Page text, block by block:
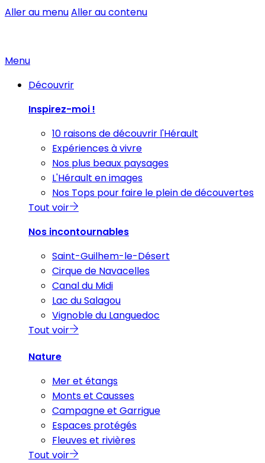
Aller au menuAller au contenu
Menu
Découvrir
Inspirez-moi !
10 raisons de découvrir l'Hérault
Expériences à vivre
Nos plus beaux paysages
L'Hérault en images
Nos Tops pour faire le plein de découvertes
Tout voir
Nos incontournables
Saint-Guilhem-le-Désert
Cirque de Navacelles
Canal du Midi
Lac du Salagou
Vignoble du Languedoc
Tout voir
Nature
Mer et étangs
Monts et Causses
Campagne et Garrigue
Espaces protégés
Fleuves et rivières
Tout voir